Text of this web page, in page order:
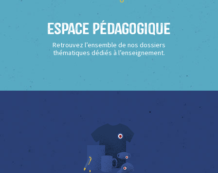
Espace Pédagogique
Retrouvez l’ensemble de nos dossiers
thématiques dédiés à l’enseignement.